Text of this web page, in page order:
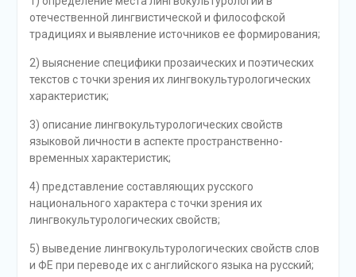
отечественной лингвистической и философской
традициях и выявление источников ее формирования;
2) выяснение специфики прозаических и поэтических
текстов с точки зрения их лингвокультурологических
характеристик;
3) описание лингвокультурологических свойств
языковой личности в аспекте пространственно-
временных характеристик;
4) представление составляющих русского
национального характера с точки зрения их
лингвокультурологических свойств;
5) выведение лингвокультурологических свойств слов
и ФЕ при переводе их с английского языка на русский;